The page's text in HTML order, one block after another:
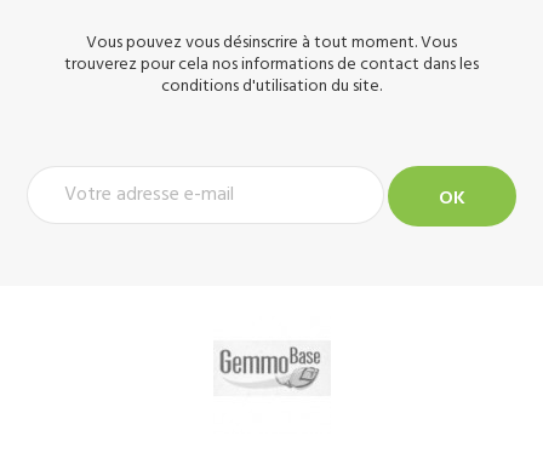
Vous pouvez vous désinscrire à tout moment. Vous
trouverez pour cela nos informations de contact dans les
conditions d'utilisation du site.